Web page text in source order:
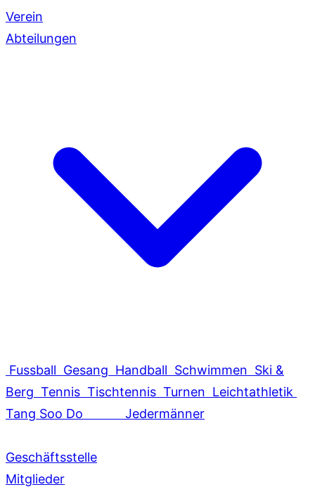
Verein
Abteilungen
Fussball Gesang Handball Schwimmen Ski &
Berg Tennis Tischtennis Turnen Leichtathletik
Tang Soo Do
Jedermänner
Geschäftsstelle
Mitglieder